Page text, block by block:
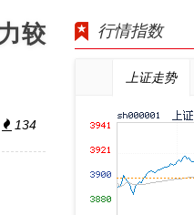
较
134
行情指数
上证走势